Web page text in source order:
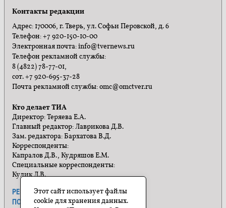
Контакты редакции
Адрес: 170006, г. Тверь, ул. Софьи Перовской, д. 6
Телефон: +7 920-150-10-00
Электронная почта: info@tvernews.ru
Телефон рекламной службы:
8 (4822) 78-77-01,
сот. +7 920-695-37-28
Почта рекламной службы: omc@omctver.ru
Кто делает ТИА
Директор: Теряева Е.А.
Главный редактор: Лаврикова Д.В.
Зам. редактора: Бархатова В.Д.
Корреспонденты:
Капралов Д.В., Кудряшов Е.М.
Специальные корреспонденты:
Кулик Л.В.
РЕКЛАМА ПРАВИЛА САЙТА
ПОЛИТИКА КОНФИДЕНЦИАЛЬНОСТИ
Этот сайт использует файлы
cookie для хранения данных.